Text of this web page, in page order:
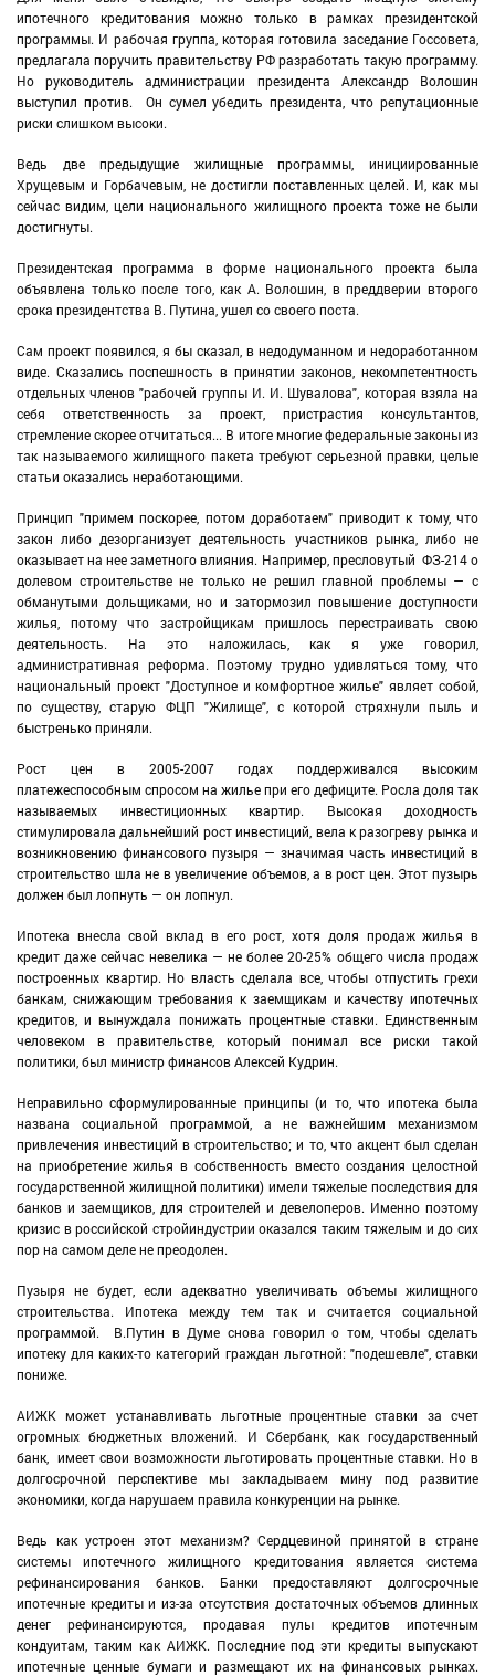
ипотечного кредитования можно только в рамках президентской
программы. И рабочая группа, которая готовила заседание Госсовета,
предлагала поручить правительству РФ разработать такую программу.
Но руководитель администрации президента Александр Волошин
выступил против. Он сумел убедить президента, что репутационные
риски слишком высоки.
Ведь две предыдущие жилищные программы, инициированные
Хрущевым и Горбачевым, не достигли поставленных целей. И, как мы
сейчас видим, цели национального жилищного проекта тоже не были
достигнуты.
Президентская программа в форме национального проекта была
объявлена только после того, как А. Волошин, в преддверии второго
срока президентства В. Путина, ушел со своего поста.
Сам проект появился, я бы сказал, в недодуманном и недоработанном
виде. Сказались поспешность в принятии законов, некомпетентность
отдельных членов "рабочей группы И. И. Шувалова", которая взяла на
себя ответственность за проект, пристрастия консультантов,
стремление скорее отчитаться... В итоге многие федеральные законы из
так называемого жилищного пакета требуют серьезной правки, целые
статьи оказались неработающими.
Принцип "примем поскорее, потом доработаем" приводит к тому, что
закон либо дезорганизует деятельность участников рынка, либо не
оказывает на нее заметного влияния. Например, пресловутый ФЗ-214 о
долевом строительстве не только не решил главной проблемы — с
обманутыми дольщиками, но и затормозил повышение доступности
жилья, потому что застройщикам пришлось перестраивать свою
деятельность. На это наложилась, как я уже говорил,
административная реформа. Поэтому трудно удивляться тому, что
национальный проект "Доступное и комфортное жилье" являет собой,
по существу, старую ФЦП "Жилище", с которой стряхнули пыль и
быстренько приняли.
Рост цен в 2005-2007 годах поддерживался высоким
платежеспособным спросом на жилье при его дефиците. Росла доля так
называемых инвестиционных квартир. Высокая доходность
стимулировала дальнейший рост инвестиций, вела к разогреву рынка и
возникновению финансового пузыря — значимая часть инвестиций в
строительство шла не в увеличение объемов, а в рост цен. Этот пузырь
должен был лопнуть — он лопнул.
Ипотека внесла свой вклад в его рост, хотя доля продаж жилья в
кредит даже сейчас невелика — не более 20-25% общего числа продаж
построенных квартир. Но власть сделала все, чтобы отпустить грехи
банкам, снижающим требования к заемщикам и качеству ипотечных
кредитов, и вынуждала понижать процентные ставки. Единственным
человеком в правительстве, который понимал все риски такой
политики, был министр финансов Алексей Кудрин.
Неправильно сформулированные принципы (и то, что ипотека была
названа социальной программой, а не важнейшим механизмом
привлечения инвестиций в строительство; и то, что акцент был сделан
на приобретение жилья в собственность вместо создания целостной
государственной жилищной политики) имели тяжелые последствия для
банков и заемщиков, для строителей и девелоперов. Именно поэтому
кризис в российской стройиндустрии оказался таким тяжелым и до сих
пор на самом деле не преодолен.
Пузыря не будет, если адекватно увеличивать объемы жилищного
строительства. Ипотека между тем так и считается социальной
программой. В.Путин в Думе снова говорил о том, чтобы сделать
ипотеку для каких-то категорий граждан льготной: "подешевле", ставки
пониже.
АИЖК может устанавливать льготные процентные ставки за счет
огромных бюджетных вложений. И Сбербанк, как государственный
банк, имеет свои возможности льготировать процентные ставки. Но в
долгосрочной перспективе мы закладываем мину под развитие
экономики, когда нарушаем правила конкуренции на рынке.
Ведь как устроен этот механизм? Сердцевиной принятой в стране
системы ипотечного жилищного кредитования является система
рефинансирования банков. Банки предоставляют долгосрочные
ипотечные кредиты и из-за отсутствия достаточных объемов длинных
денег рефинансируются, продавая пулы кредитов ипотечным
кондуитам, таким как АИЖК. Последние под эти кредиты выпускают
ипотечные ценные бумаги и размещают их на финансовых рынках.